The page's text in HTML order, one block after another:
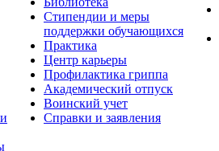
Стипендии и меры
поддержки обучающихся
Практика
Центр карьеры
Профилактика гриппа
Академический отпуск
Воинский учет
Справки и заявления